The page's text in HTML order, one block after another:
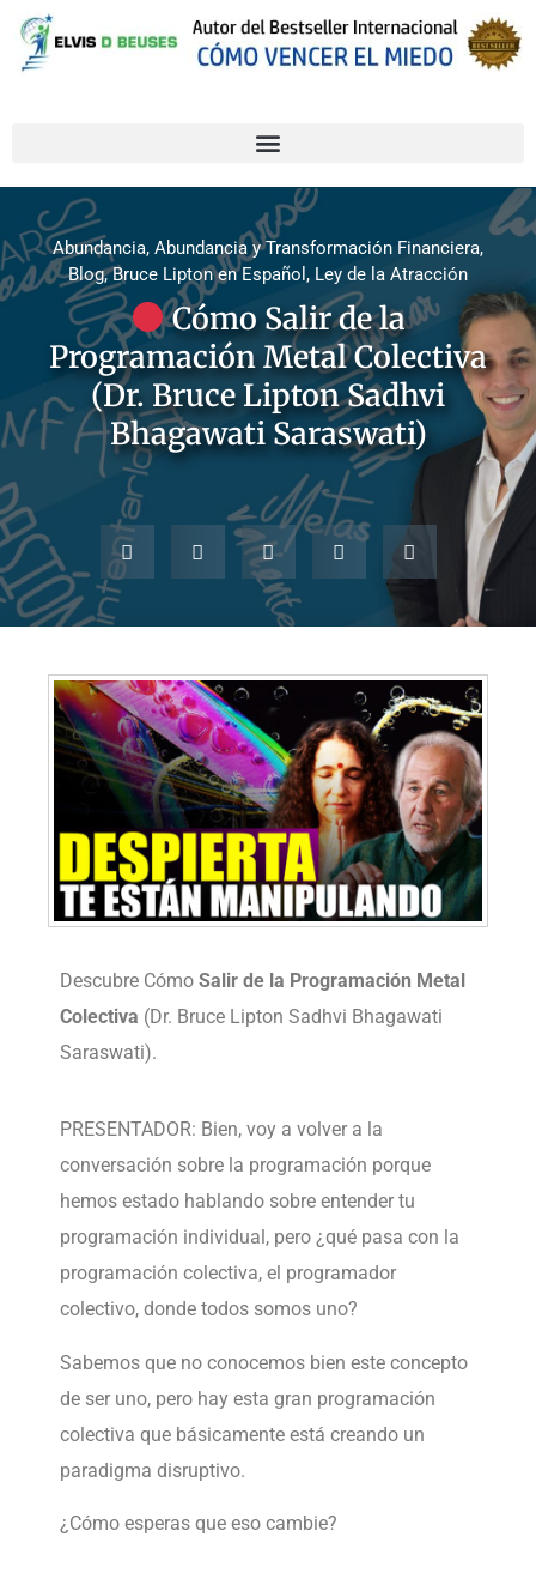
Abundancia, Abundancia y Transformación Financiera,
Blog,Bruce Lipton en Español , Ley de la Atracción
Cómo Salir de la
Programación Metal Colectiva
(Dr. Bruce Lipton Sadhvi
Bhagawati Saraswati)
Descubre Cómo Salir de la Programación Metal
Colectiva (Dr. Bruce Lipton Sadhvi Bhagawati
Saraswati).
PRESENTADOR: Bien, voy a volver a la
conversación sobre la programación porque
hemos estado hablando sobre entender tu
programación individual, pero ¿qué pasa con la
programación colectiva, el programador
colectivo, donde todos somos uno?
Sabemos que no conocemos bien este concepto
de ser uno, pero hay esta gran programación
colectiva que básicamente está creando un
paradigma disruptivo.
¿Cómo esperas que eso cambie?